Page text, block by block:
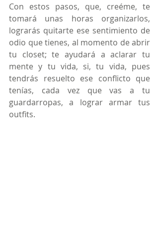
Con estos pasos, que, creéme, te
tomará unas horas organizarlos,
lograrás quitarte ese sentimiento de
odio que tienes, al momento de abrir
tu closet; te ayudará a aclarar tu
mente y tu vida, si, tu vida, pues
tendrás resuelto ese conflicto que
tenías, cada vez que vas a tu
guardarropas, a lograr armar tus
outfits.